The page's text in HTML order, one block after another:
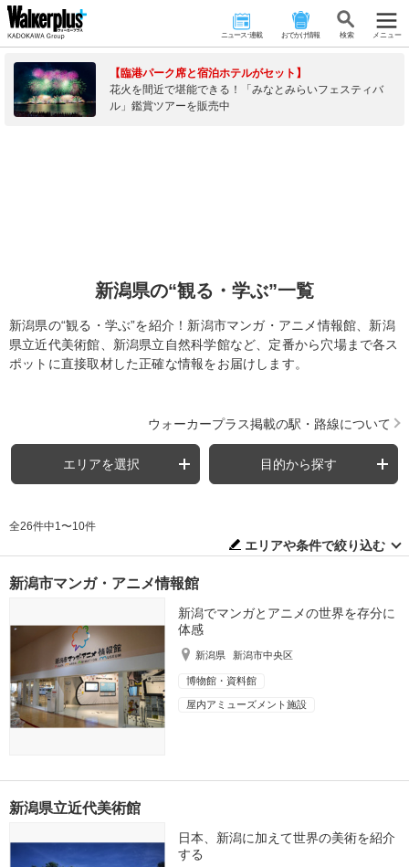
ニュース･連載 おでかけ情報 検 索 メニュー
【臨港パーク席と宿泊ホテルがセット】
花火を間近で堪能できる！「みなとみらいフェスティバ
ル」鑑賞ツアーを販売中
新潟県の“観る・学ぶ”一覧
新潟県の“観る・学ぶ”を紹介！新潟市マンガ・アニメ情報館、新潟
県立近代美術館、新潟県立自然科学館など、定番から穴場まで各ス
ポットに直接取材した正確な情報をお届けします。
ウォーカープラス掲載の駅・路線について
エリアを選択 目的から探す
全26件中1〜10件
エリアや条件で絞り込む
新潟市マンガ・アニメ情報館
新潟でマンガとアニメの世界を存分に
体感
新潟県 新潟市中央区
博物館・資料館
屋内アミューズメント施設
新潟県立近代美術館
日本、新潟に加えて世界の美術を紹介
する